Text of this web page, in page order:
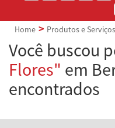
Home
Produtos e Serviços
Você buscou
Flores" em
encontrados